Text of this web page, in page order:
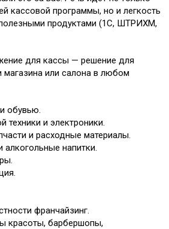
кассовой программы, но и легкость
полезными продуктами (1С, ШТРИХМ,
для кассы — решение для
магазина или салона в любом
обувью.
техники и электроники.
и расходные материалы.
алкогольные напитки.
франчайзинг.
красоты, барбершопы,